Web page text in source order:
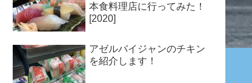
本食料理店に行ってみた！
[2020]
アゼルバイジャンのチキン
を紹介します！